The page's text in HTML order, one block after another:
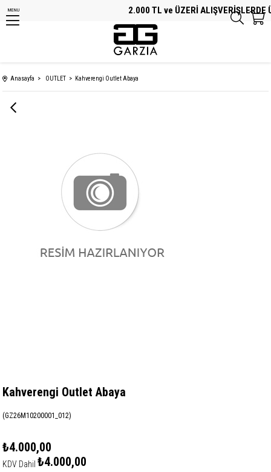
2.000 TL ve ÜZERİ ALIŞVERİŞLERDE
MENU
Anasayfa OUTLET Kahverengi Outlet Abaya
Kahverengi Outlet Abaya
(GZ26M10200001_012)
₺4.000,00
KDV Dahil ₺4.000,00